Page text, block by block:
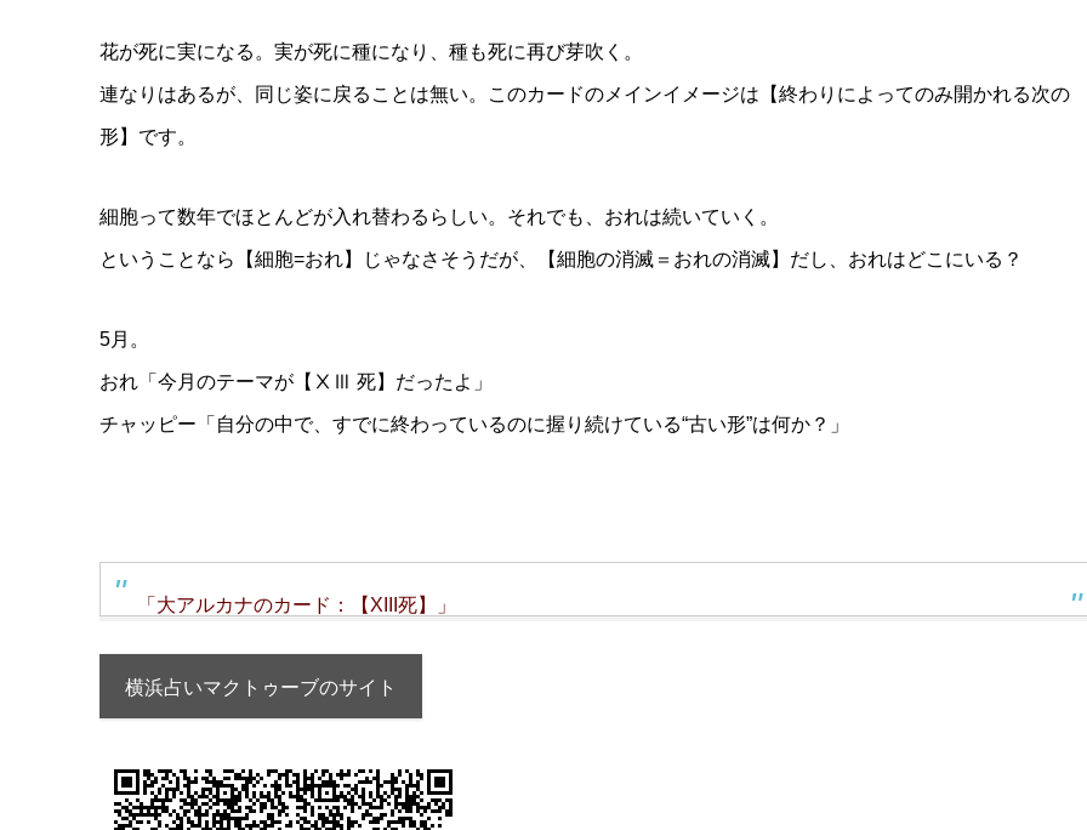
花が死に実になる。実が死に種になり、種も死に再び芽吹く。
連なりはあるが、同じ姿に戻ることは無い。このカードのメインイメージは【終わりによってのみ開かれる次の
形】です。
細胞って数年でほとんどが入れ替わるらしい。それでも、おれは続いていく。
ということなら【細胞=おれ】じゃなさそうだが、【細胞の消滅＝おれの消滅】だし、おれはどこにいる？
5月。
おれ「今月のテーマが【ⅩⅢ 死】だったよ」
チャッピー「自分の中で、すでに終わっているのに握り続けている“古い形”は何か？」
「大アルカナのカード：【XIII死】」
横浜占いマクトゥーブのサイト